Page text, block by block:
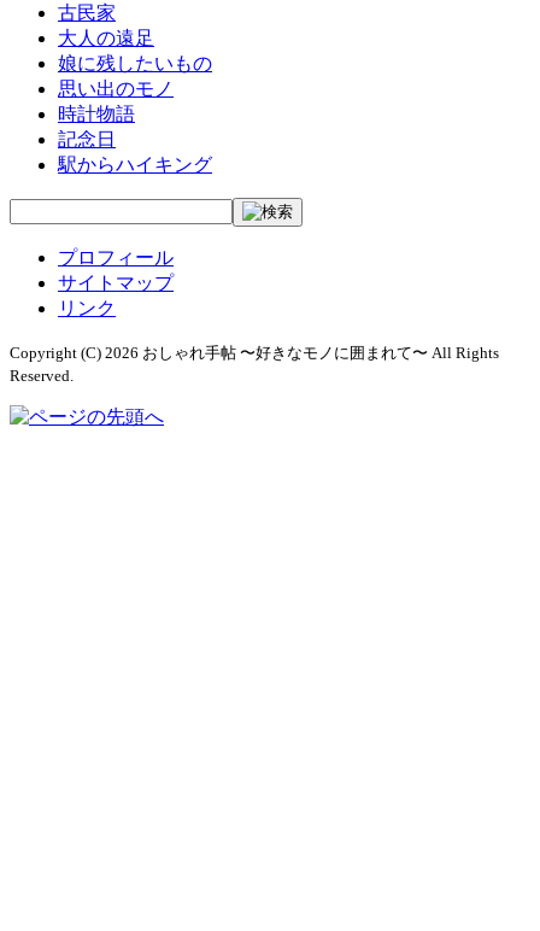
古民家
大人の遠足
娘に残したいもの
思い出のモノ
時計物語
記念日
駅からハイキング
プロフィール
サイトマップ
リンク
Copyright (C) 2026 おしゃれ手帖 〜好きなモノに囲まれて〜 All Rights
Reserved.